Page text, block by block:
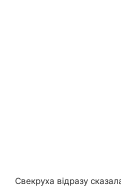
Свекруха відразу